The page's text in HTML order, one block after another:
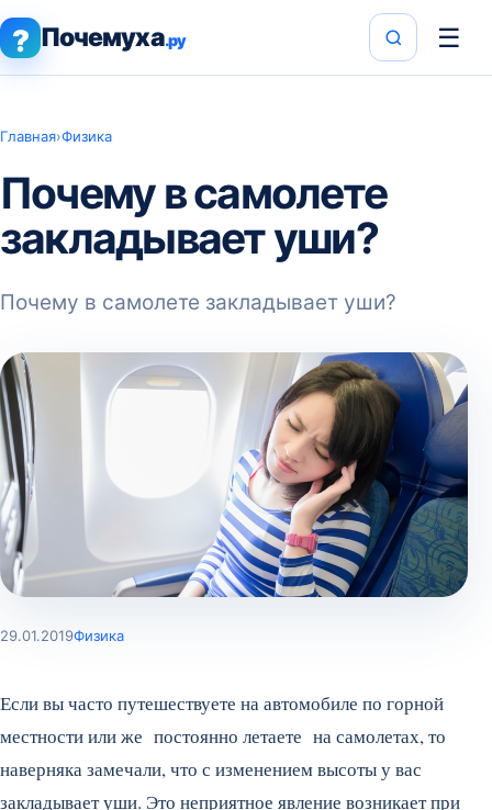
? Почемуха.ру ☰
Главная›Физика
Почему в самолете
закладывает уши?
Почему в самолете закладывает уши?
29.01.2019Физика
Если вы часто путешествуете на автомобиле по горной
местности или же постоянно летаете на самолетах, то
наверняка замечали, что с изменением высоты у вас
закладывает уши. Это неприятное явление возникает при